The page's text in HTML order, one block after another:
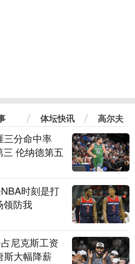
体坛快讯 高尔夫
三分命中率
伦纳德第五
时刻是打
领防我
尼克斯工资
斯大幅降薪